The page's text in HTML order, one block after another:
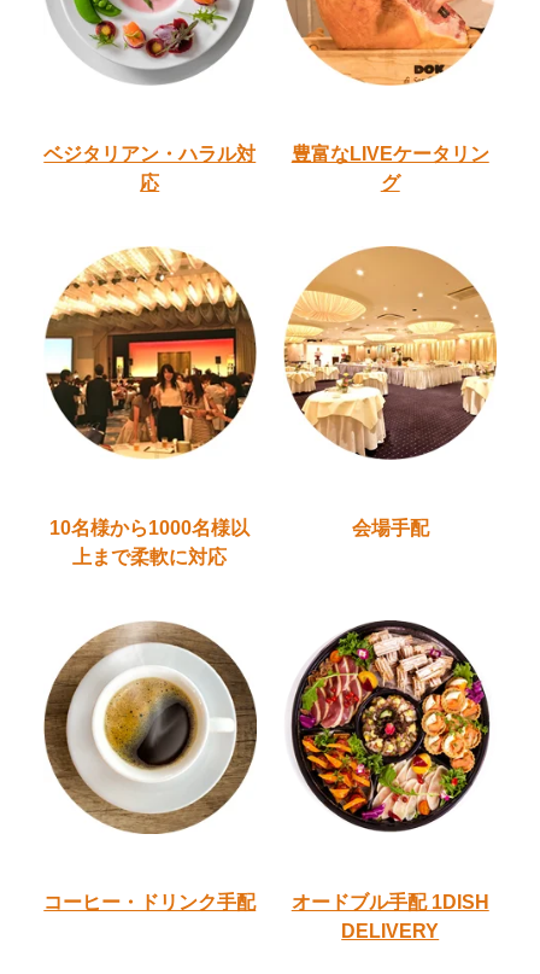
ベジタリアン・ハラル対
応
豊富なLIVEケータリン
グ
10名様から1000名様以
上 まで柔軟に対応
会場手配
コーヒー・ドリンク手配 オードブル手配1DISH
DELIVERY